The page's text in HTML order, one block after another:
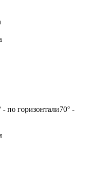
по горизонтали70° -